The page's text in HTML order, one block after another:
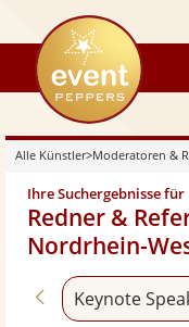
eventpeppers
Alle Künstler>Moderatoren &
Ihre Suchergebnisse für
Redner &
Nordrhein-
Zurück zu
Keynote